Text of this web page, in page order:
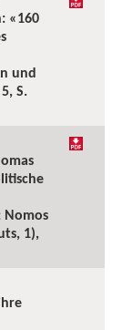
«160
und
S.
Nomos
1),